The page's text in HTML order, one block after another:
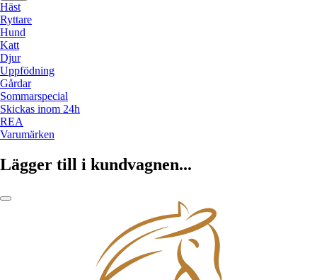
Häst
Ryttare
Hund
Katt
Djur
Uppfödning
Gårdar
Sommarspecial
Skickas inom 24h
REA
Varumärken
Lägger till i kundvagnen...